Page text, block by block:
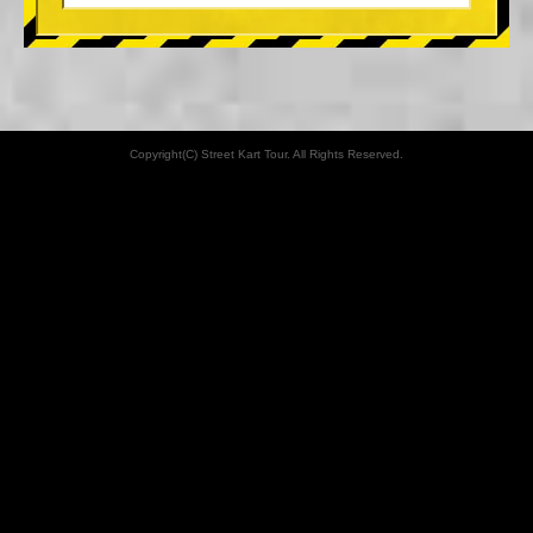
Copyright(C) Street Kart Tour. All Rights Reserved.